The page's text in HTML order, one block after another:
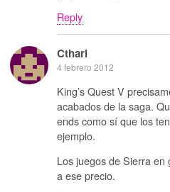
Reply
Ctharl
4 febrero 2012
King’s Quest V
acabados de la saga.
ends como sí que los
ejemplo.
Los juegos de Sierra
a ese precio.